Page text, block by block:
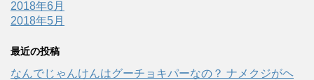
2018年6月
2018年5月
最近の投稿
なんでじゃんけんはグーチョキパーなの？ ナメクジがヘ